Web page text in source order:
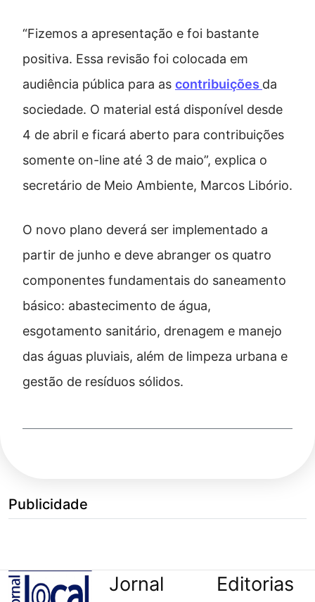
“Fizemos a apresentação e foi bastante
positiva. Essa revisão foi colocada em
audiência pública para as contribuições da
sociedade. O material está disponível desde
4 de abril e ficará aberto para contribuições
somente on-line até 3 de maio”, explica o
secretário de Meio Ambiente, Marcos Libório.
O novo plano deverá ser implementado a
partir de junho e deve abranger os quatro
componentes fundamentais do saneamento
básico: abastecimento de água,
esgotamento sanitário, drenagem e manejo
das águas pluviais, além de limpeza urbana e
gestão de resíduos sólidos.
Publicidade
Jornal
Editorias